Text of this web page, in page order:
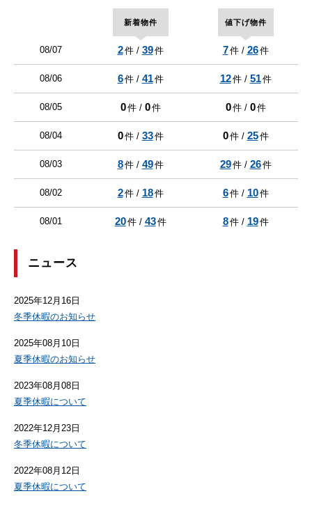
新着物件 値下げ物件
08/07 2件 / 39件 7件 / 26件
08/06 6件 / 41件 12件 / 51件
08/05 0件 / 0件 0件 / 0件
08/04 0件 / 33件 0件 / 25件
08/03 8件 / 49件 29件 / 26件
08/02 2件 / 18件 6件 / 10件
08/01 20件 / 43件 8件 / 19件
ニュース
2025年12月16日
冬季休暇のお知らせ
2025年08月10日
夏季休暇のお知らせ
2023年08月08日
夏季休暇について
2022年12月23日
冬季休暇について
2022年08月12日
夏季休暇について